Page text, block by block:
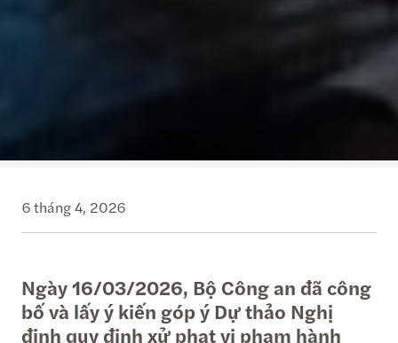
6 tháng 4, 2026
Ngày 16/03/2026, Bộ Công an đã công
bố và lấy ý kiến góp ý Dự thảo Nghị
định quy định xử phạt vi phạm hành